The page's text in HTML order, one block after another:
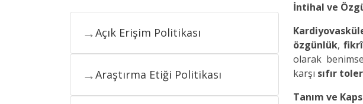
→Açık Erişim Politikası
→Araştırma Etiği Politikası
İntihal ve
özgünlük, fikrî
olarak
karşı sıfır
Tanım ve